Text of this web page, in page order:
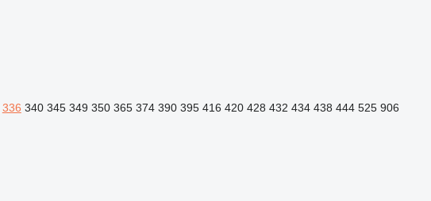
336 340 345 349 350 365 374 390 395 416 420 428 432 434 438 444 525 906